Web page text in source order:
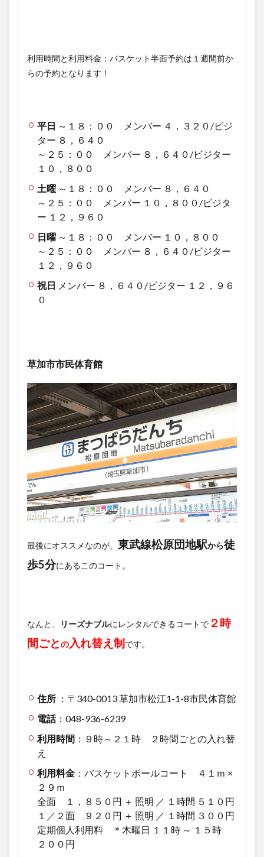
利用時間と利用料金：バスケット半面予約は１週間前か
らの予約となります！
平日 ～１８：００ メンバー ４，３２０/ビジ
ター ８，６４０
～２５：００ メンバー ８，６４０/ビジター
１０，８００
土曜 ～１８：００ メンバー ８，６４０
～２５：００ メンバー １０，８００/ビジタ
ー １２，９６０
日曜 ～１８：００ メンバー １０，８００
～２５：００ メンバー ８，６４０/ビジター
１２，９６０
祝日 メンバー ８，６４０/ビジター １２，９６
０
草加市市民体育館
最後にオススメなのが、 東武線松原団地駅から徒
歩5分にあるこのコート。
なんと、 リーズナブルにレンタルできるコートで ２時
間ごとの入れ替え制 です。
住所 ：〒340-0013 草加市松江1-1-8市民体育館
電話：048-936-6239
利用時間 ：９時～２１時 ２時間ごとの入れ替
え
利用料金 ：バスケットボールコート ４１ｍ ×
２９ｍ
全面 １，８５０円 ＋ 照明 ／ １時間 ５１０円
１／２面 ９２０円 ＋ 照明 ／ １時間 ３００円
定期個人利用料 ＊木曜日 １１時 ～ １５時
２００円